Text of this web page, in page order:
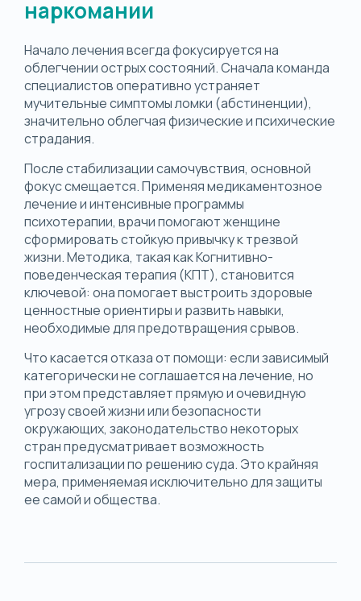
наркомании
Начало лечения всегда фокусируется на
облегчении острых состояний. Сначала команда
специалистов оперативно устраняет
мучительные симптомы ломки (абстиненции),
значительно облегчая физические и психические
страдания.
После стабилизации самочувствия, основной
фокус смещается. Применяя медикаментозное
лечение и интенсивные программы
психотерапии, врачи помогают женщине
сформировать стойкую привычку к трезвой
жизни. Методика, такая как Когнитивно-
поведенческая терапия (КПТ), становится
ключевой: она помогает выстроить здоровые
ценностные ориентиры и развить навыки,
необходимые для предотвращения срывов.
Что касается отказа от помощи: если зависимый
категорически не соглашается на лечение, но
при этом представляет прямую и очевидную
угрозу своей жизни или безопасности
окружающих, законодательство некоторых
стран предусматривает возможность
госпитализации по решению суда. Это крайняя
мера, применяемая исключительно для защиты
ее самой и общества.